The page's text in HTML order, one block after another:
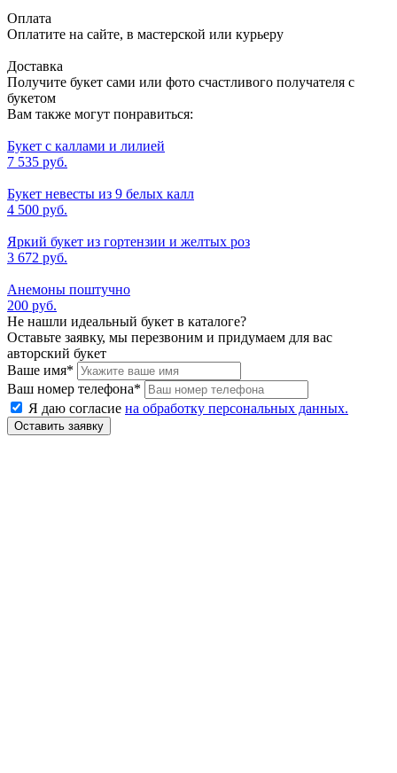
Оплата
Оплатите на сайте, в мастерской или курьеру
Доставка
Получите букет сами или фото счастливого получателя с
букетом
Вам также могут понравиться:
Букет с каллами и лилией
7 535 руб.
Букет невесты из 9 белых калл
4 500 руб.
Яркий букет из гортензии и желтых роз
3 672 руб.
Анемоны поштучно
200 руб.
Не нашли идеальный букет в каталоге?
Оставьте заявку, мы перезвоним и придумаем для вас
авторский букет
Ваше имя*
Ваш номер телефона*
Я даю согласие на обработку персональных данных.